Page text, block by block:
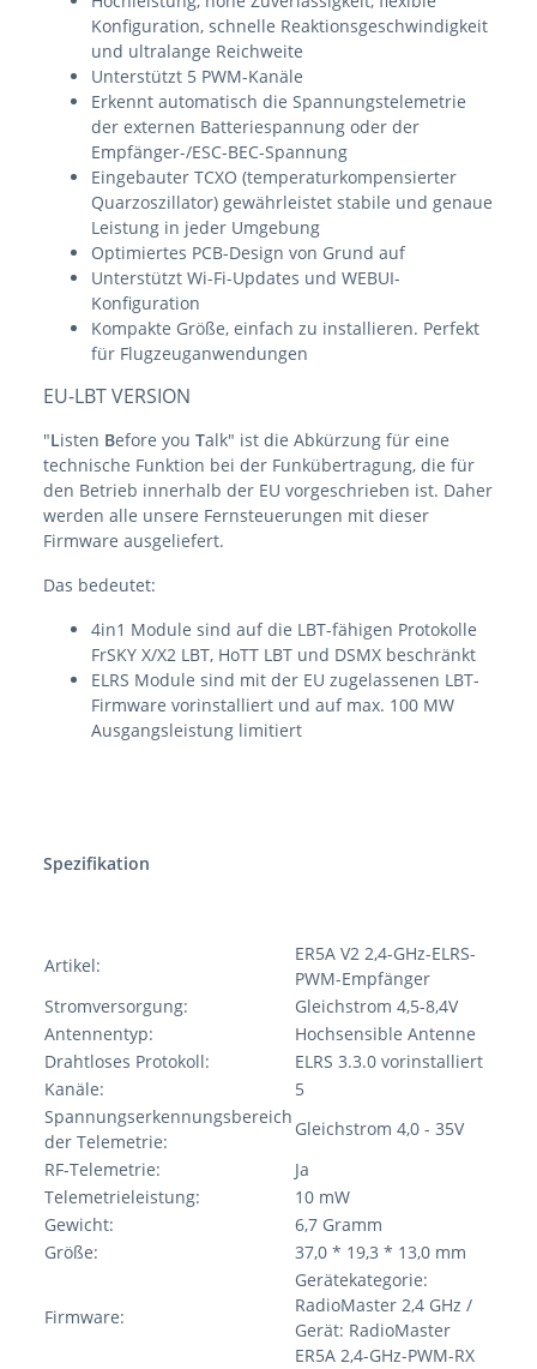
Konfiguration, schnelle Reaktionsgeschwindigkeit
und ultralange Reichweite
Unterstützt 5 PWM-Kanäle
Erkennt automatisch die Spannungstelemetrie
der externen Batteriespannung oder der
Empfänger-/ESC-BEC-Spannung
Eingebauter TCXO (temperaturkompensierter
Quarzoszillator) gewährleistet stabile und genaue
Leistung in jeder Umgebung
Optimiertes PCB-Design von Grund auf
Unterstützt Wi-Fi-Updates und WEBUI-
Konfiguration
Kompakte Größe, einfach zu installieren. Perfekt
für Flugzeuganwendungen
EU-LBT VERSION
"Listen Before you Talk" ist die Abkürzung für eine
technische Funktion bei der Funkübertragung, die für
den Betrieb innerhalb der EU vorgeschrieben ist. Daher
werden alle unsere Fernsteuerungen mit dieser
Firmware ausgeliefert.
Das bedeutet:
4in1 Module sind auf die LBT-fähigen Protokolle
FrSKY X/X2 LBT, HoTT LBT und DSMX beschränkt
ELRS Module sind mit der EU zugelassenen LBT-
Firmware vorinstalliert und auf max. 100 MW
Ausgangsleistung limitiert
Spezifikation
Artikel:
ER5A V2 2,4-GHz-ELRS-
PWM-Empfänger
Stromversorgung:
Gleichstrom 4,5-8,4V
Antennentyp:
Hochsensible Antenne
Drahtloses Protokoll:
ELRS 3.3.0 vorinstalliert
Kanäle:
5
Spannungserkennungsbereich
der Telemetrie:
Gleichstrom 4,0 - 35V
RF-Telemetrie:
Ja
Telemetrieleistung:
10 mW
Gewicht:
6,7 Gramm
Größe:
37,0 * 19,3 * 13,0 mm
Firmware:
Gerätekategorie:
RadioMaster 2,4 GHz /
Gerät: RadioMaster
ER5A 2,4-GHz-PWM-RX